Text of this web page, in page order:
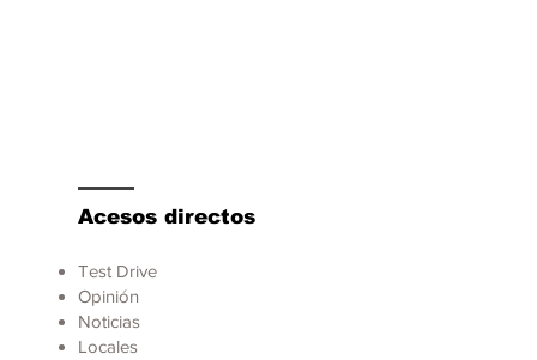
Acesos directos
Test Drive
Opinión
Noticias
Locales